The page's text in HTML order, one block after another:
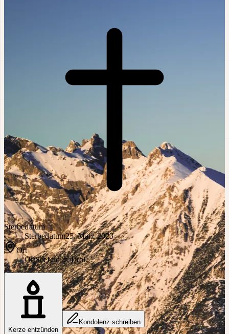
Sterbedatum
Sterbedatum25. März 2023
Ort
OrtSeefeld in Tirol
Kerze entzünden
Kondolenz schreiben